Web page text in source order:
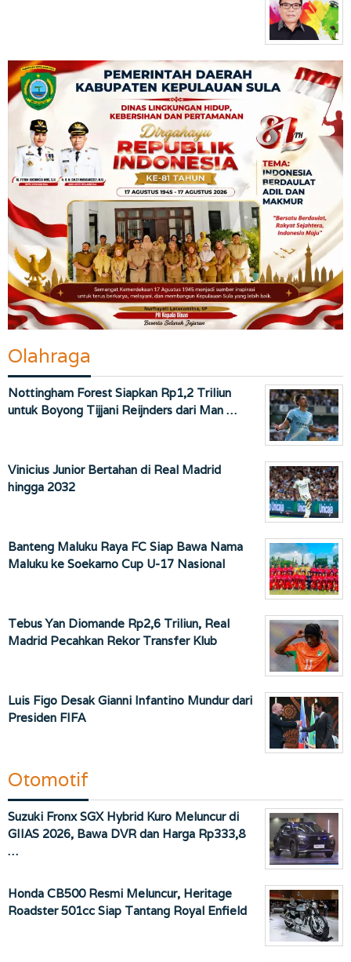
Olahraga
Nottingham Forest Siapkan Rp1,2 Triliun
untuk Boyong Tijjani Reijnders dari Man …
Vinicius Junior Bertahan di Real Madrid
hingga 2032
Banteng Maluku Raya FC Siap Bawa Nama
Maluku ke Soekarno Cup U-17 Nasional
Tebus Yan Diomande Rp2,6 Triliun, Real
Madrid Pecahkan Rekor Transfer Klub
Luis Figo Desak Gianni Infantino Mundur dari
Presiden FIFA
Otomotif
Suzuki Fronx SGX Hybrid Kuro Meluncur di
GIIAS 2026, Bawa DVR dan Harga Rp333,8
…
Honda CB500 Resmi Meluncur, Heritage
Roadster 501cc Siap Tantang Royal Enfield